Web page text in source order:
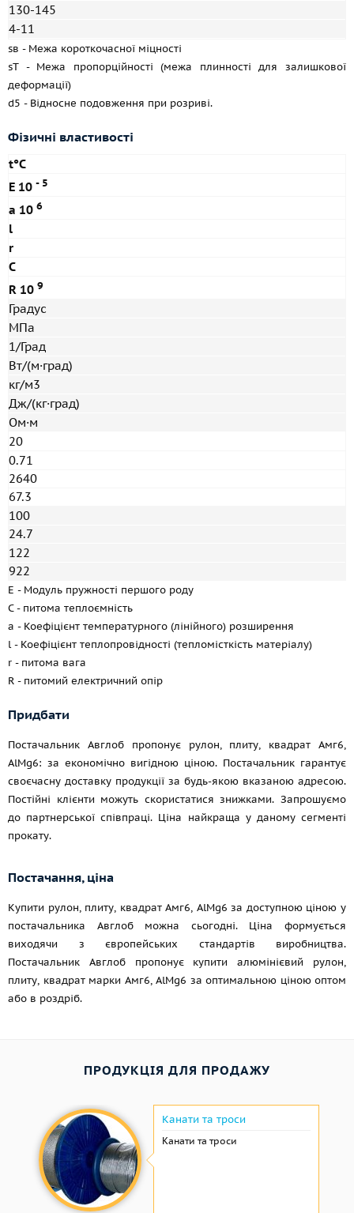
130-145
4-11
sв - Межа короткочасної міцності
sT - Межа пропорційності (межа плинності для залишкової
деформації)
d5 - Відносне подовження при розриві.
Фізичні властивості
t°С
E 10 - 5
a 10 6
l
r
C
R 10 9
Градус
МПа
1/Град
Вт/(м·град)
кг/м3
Дж/(кг·град)
Ом·м
20
0.71
2640
67.3
100
24.7
122
922
E - Модуль пружності першого роду
C - питома теплоємність
a - Коефіцієнт температурного (лінійного) розширення
l - Коефіцієнт теплопровідності (тепломісткість матеріалу)
r - питома вага
R - питомий електричний опір
Придбати
Постачальник Авглоб пропонує рулон, плиту, квадрат Амг6,
AlMg6: за економічно вигідною ціною. Постачальник гарантує
своєчасну доставку продукції за будь-якою вказаною адресою.
Постійні клієнти можуть скористатися знижками. Запрошуємо
до партнерської співпраці. Ціна найкраща у даному сегменті
прокату.
Постачання, ціна
Купити рулон, плиту, квадрат Амг6, AlMg6 за доступною ціною у
постачальника Авглоб можна сьогодні. Ціна формується
виходячи з європейських стандартів виробництва.
Постачальник Авглоб пропонує купити алюмінієвий рулон,
плиту, квадрат марки Амг6, AlMg6 за оптимальною ціною оптом
або в роздріб.
ПРОДУКЦІЯ ДЛЯ ПРОДАЖУ
Канати та троси
Канати та троси